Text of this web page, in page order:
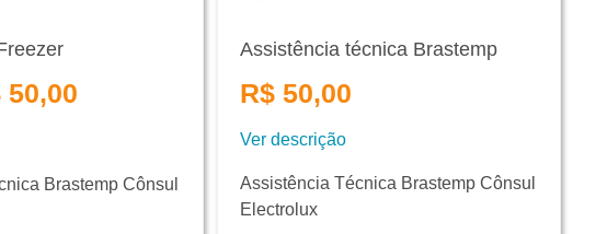
50,00
Brastemp Cônsul
Assistência técnica Brastemp
R$ 50,00
Ver descrição
Assistência Técnica Brastemp Cônsul
Electrolux